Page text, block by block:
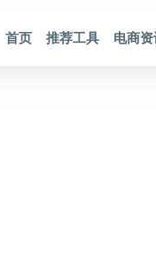
首页
推荐工具 电商